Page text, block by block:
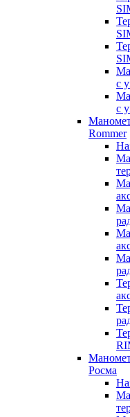
с
с
Rommer
Росма